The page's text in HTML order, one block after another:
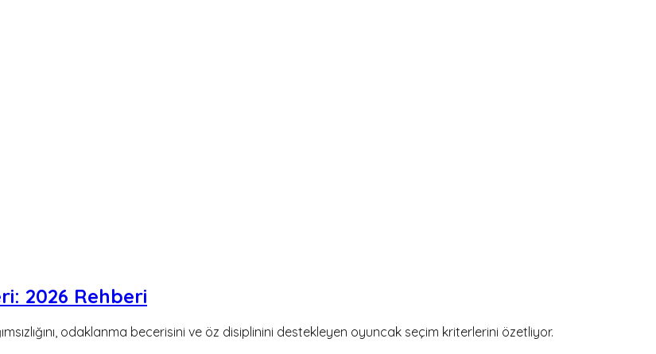
2026 Rehberi
odaklanma becerisini ve öz disiplinini destekleyen oyuncak seçim kriterlerini özetliyor.